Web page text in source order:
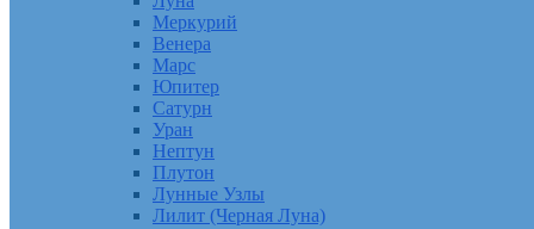
Меркурий
Венера
Марс
Юпитер
Сатурн
Уран
Нептун
Плутон
Лунные Узлы
Лилит (Черная Луна)